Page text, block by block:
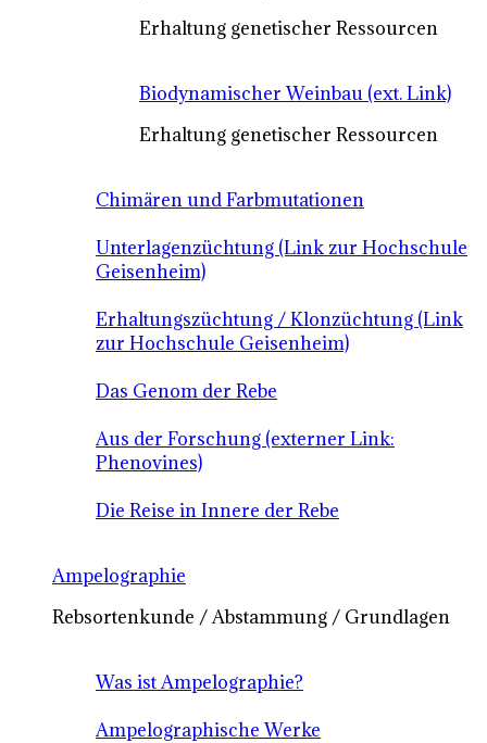
Erhaltung genetischer Ressourcen
Biodynamischer Weinbau (ext. Link)
Erhaltung genetischer Ressourcen
Chimären und Farbmutationen
Unterlagenzüchtung (Link zur Hochschule
Geisenheim)
Erhaltungszüchtung / Klonzüchtung (Link
zur Hochschule Geisenheim)
Das Genom der Rebe
Aus der Forschung (externer Link:
Phenovines)
Die Reise in Innere der Rebe
Ampelographie
Rebsortenkunde / Abstammung / Grundlagen
Was ist Ampelographie?
Ampelographische Werke